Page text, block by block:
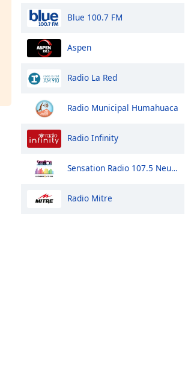
Blue 100.7 FM
Aspen
Radio La Red
Radio Municipal Humahuaca
Radio Infinity
Sensation Radio 107.5 Neuquen
Radio Mitre